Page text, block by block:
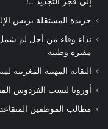
جريدة المستقلة بريس
نداء وفاء من أجل لم
مقبرة وطنية
النقابة المهنية
أوروبا ليست الفردوس
مطالب الموظفين